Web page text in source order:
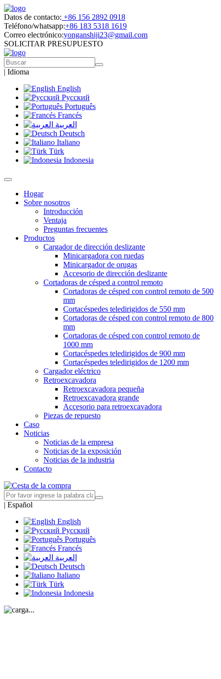
Datos de contacto: +86 156 2892 0918
Teléfono/whatsapp:+86 183 5318 1619
Correo electrónico:yonganshiji23@gmail.com
SOLICITAR PRESUPUESTO
| Idioma
English
Русский
Português
Francés
العربية
Deutsch
Italiano
Türk
Indonesia
Hogar
Sobre nosotros
Introducción
Ventaja
Preguntas frecuentes
Productos
Cargador de dirección deslizante
Minicargadora con ruedas
Minicargador de orugas
Accesorio de dirección deslizante
Cortadoras de césped a control remoto
Cortadoras de césped con control remoto de 500
mm
Cortacéspedes teledirigidos de 550 mm
Cortadoras de césped con control remoto de 800
mm
Cortadoras de césped con control remoto de
1000 mm
Cortacéspedes teledirigidos de 900 mm
Cortacéspedes teledirigidos de 1200 mm
Cargador eléctrico
Retroexcavadora
Retroexcavadora pequeña
Retroexcavadora grande
Accesorio para retroexcavadora
Piezas de repuesto
Caso
Noticias
Noticias de la empresa
Noticias de la exposición
Noticias de la industria
Contacto
| Español
English
Русский
Português
Francés
العربية
Deutsch
Italiano
Türk
Indonesia